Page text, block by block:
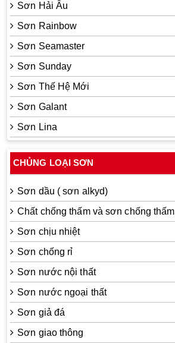
Sơn Hải Âu
Sơn Rainbow
Sơn Seamaster
Sơn Sunday
Sơn Thế Hệ Mới
Sơn Galant
Sơn Lina
CHỦNG LOẠI SƠN
Sơn dầu ( sơn alkyd)
Chất chống thấm và sơn chống thấm
Sơn chịu nhiệt
Sơn chống rỉ
Sơn nước nội thất
Sơn nước ngoại thất
Sơn giả đá
Sơn giao thông